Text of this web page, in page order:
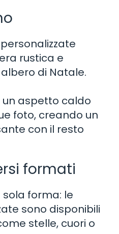
rustica e
di Natale.
un aspetto caldo
foto, creando un
con il resto
formati
forma: le
sono disponibili
stelle, cuori o